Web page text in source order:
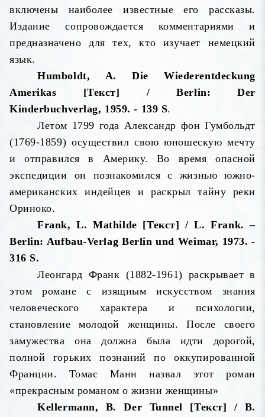
включены наиболее известные его рассказы.
Издание сопровождается комментариями и
предназначено для тех, кто изучает немецкий
язык.
Humboldt, A. Die Wiederentdeckung
Amerikas [Текст] / Berlin: Der
Kinderbuchverlag, 1959. - 139 S.
Летом 1799 года Александр фон Гумбольдт
(1769-1859) осуществил свою юношескую мечту
и отправился в Америку. Во время опасной
экспедиции он познакомился с жизнью южно-
американских индейцев и раскрыл тайну реки
Ориноко.
Frank, L. Mathilde [Текст] / L. Frank. –
Berlin: Aufbau-Verlag Berlin und Weimar, 1973. -
316 S.
Леонгард Франк (1882-1961) раскрывает в
этом романе с изящным искусством знания
человеческого характера и психологии,
становление молодой женщины. После своего
замужества она должна была идти дорогой,
полной горьких познаний по оккупированной
Франции. Томас Манн назвал этот роман
«прекрасным романом о жизни женщины»
Kellermann, B. Der Tunnel [Текст] / B.